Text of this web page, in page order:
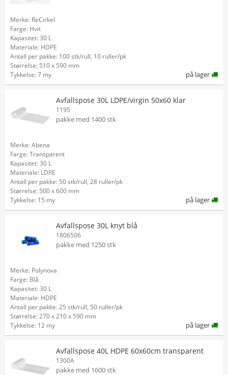
Merke: ReCirkel
Farge: Hvit
Kapasitet: 30 L
Materiale: HDPE
Antall per pakke: 100 stk/rull, 10 ruller/pk
Størrelse: 510 x 590 mm
Tykkelse: 7 my
på lager
Avfallspose 30L LDPE/virgin 50x60 klar
1195
pakke med 1400 stk
Merke: Abena
Farge: Transparent
Kapasitet: 30 L
Materiale: LDPE
Antall per pakke: 50 stk/rull, 28 ruller/pk
Størrelse: 500 x 600 mm
Tykkelse: 15 my
på lager
Avfallspose 30L knyt blå
1806506
pakke med 1250 stk
Merke: Polynova
Farge: Blå
Kapasitet: 30 L
Materiale: HDPE
Antall per pakke: 25 stk/rull, 50 ruller/pk
Størrelse: 270 x 210 x 590 mm
Tykkelse: 12 my
på lager
Avfallspose 40L HDPE 60x60cm transparent
1300A
pakke med 1600 stk